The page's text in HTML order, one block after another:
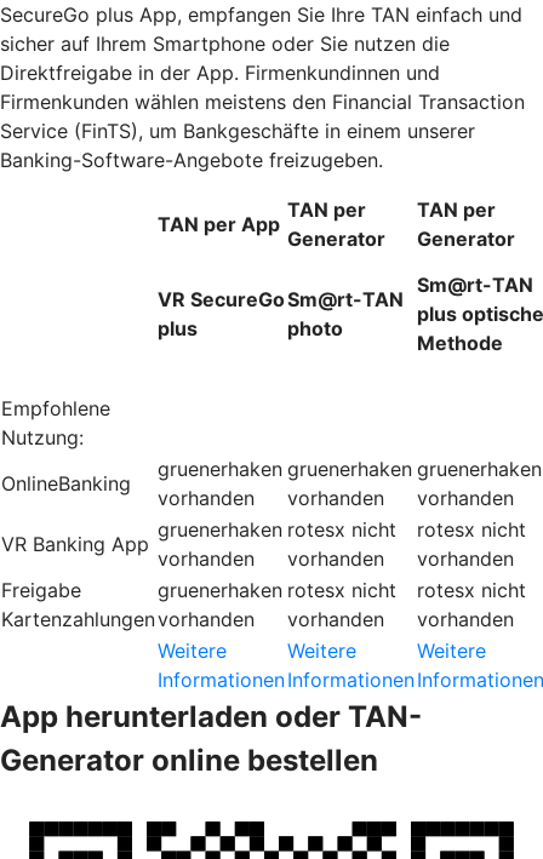
SecureGo plus App, empfangen Sie Ihre TAN einfach und
sicher auf Ihrem Smartphone oder Sie nutzen die
Direktfreigabe in der App. Firmenkundinnen und
Firmenkunden wählen meistens den Financial Transaction
Service (FinTS), um Bankgeschäfte in einem unserer
Banking-Software-Angebote freizugeben.
TAN per App
TAN per
Generator
TAN per
Generator
VR SecureGo
plus
Sm@rt-TAN
photo
Sm@rt-TAN
plus optische
Methode
Empfohlene
Nutzung:
OnlineBanking
gruenerhaken
vorhanden
gruenerhaken
vorhanden
gruenerhaken
vorhanden
VR Banking App
gruenerhaken
vorhanden
rotesx nicht
vorhanden
rotesx nicht
vorhanden
Freigabe
Kartenzahlungen
gruenerhaken
vorhanden
rotesx nicht
vorhanden
rotesx nicht
vorhanden
Weitere
Informationen
Weitere
Informationen
Weitere
Informationen
App herunterladen oder TAN-
Generator online bestellen